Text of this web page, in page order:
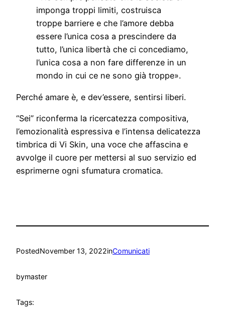
imponga troppi limiti, costruisca
troppe barriere e che l’amore debba
essere l’unica cosa a prescindere da
tutto, l’unica libertà che ci concediamo,
l’unica cosa a non fare differenze in un
mondo in cui ce ne sono già troppe».
Perché amare è, e dev’essere, sentirsi liberi.
“Sei” riconferma la ricercatezza compositiva,
l’emozionalità espressiva e l’intensa delicatezza
timbrica di Vi Skin, una voce che affascina e
avvolge il cuore per mettersi al suo servizio ed
esprimerne ogni sfumatura cromatica.
PostedNovember 13, 2022inComunicati
bymaster
Tags: